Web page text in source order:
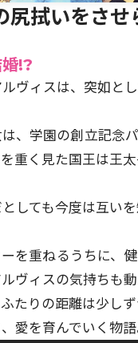
拭いをさせ
!?
ヴィスは、突如と
、学園の創立記念
重く見た国王は王
しても今度は互い
を重ねるうちに、
ヴィスの気持ちも動
りの距離は少しず
愛を育んでいく物語